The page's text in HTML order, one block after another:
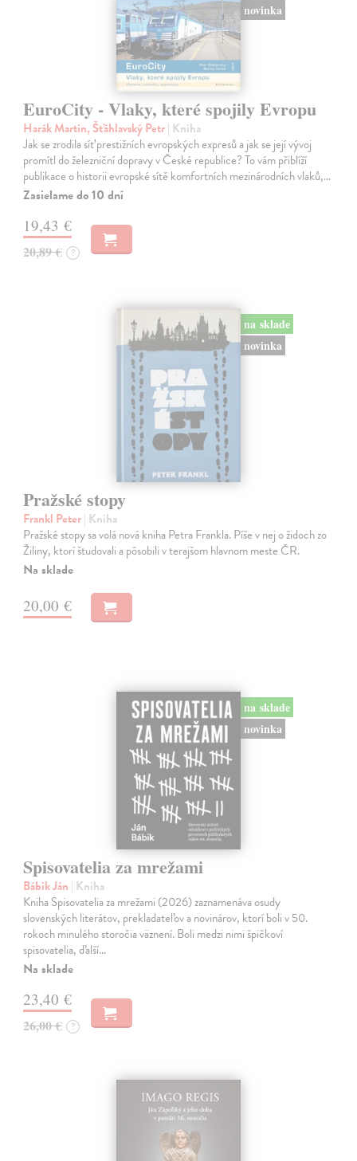
novinka
EuroCity - Vlaky, které spojily Evropu
Harák Martin, Šťáhlavský Petr| Kniha
Jak se zrodila síť prestižních evropských expresů a jak se její vývoj
promítl do železniční dopravy v České republice? To vám přiblíží
publikace o historii evropské sítě komfortních mezinárodních vlaků,…
Zasielame do 10 dní
19,43 €
20,89 € ?
na sklade
novinka
Pražské stopy
Frankl Peter| Kniha
Pražské stopy sa volá nová kniha Petra Frankla. Píše v nej o židoch zo
Žiliny, ktorí študovali a pôsobili v terajšom hlavnom meste ČR.
Na sklade
20,00 €
na sklade
novinka
Spisovatelia za mrežami
Bábik Ján | Kniha
Kniha Spisovatelia za mrežami (2026) zaznamenáva osudy
slovenských literátov, prekladateľov a novinárov, ktorí boli v 50.
rokoch minulého storočia väznení. Boli medzi nimi špičkoví
spisovatelia, ďalší…
Na sklade
23,40 €
26,00 € ?